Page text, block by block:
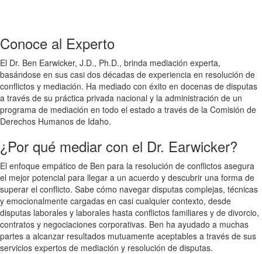
Conoce al Experto
El Dr. Ben Earwicker, J.D., Ph.D., brinda mediación experta,
basándose en sus casi dos décadas de experiencia en resolución de
conflictos y mediación. Ha mediado con éxito en docenas de disputas
a través de su práctica privada nacional y la administración de un
programa de mediación en todo el estado a través de la Comisión de
Derechos Humanos de Idaho.
¿Por qué mediar con el Dr. Earwicker?
El enfoque empático de Ben para la resolución de conflictos asegura
el mejor potencial para llegar a un acuerdo y descubrir una forma de
superar el conflicto. Sabe cómo navegar disputas complejas, técnicas
y emocionalmente cargadas en casi cualquier contexto, desde
disputas laborales y laborales hasta conflictos familiares y de divorcio,
contratos y negociaciones corporativas. Ben ha ayudado a muchas
partes a alcanzar resultados mutuamente aceptables a través de sus
servicios expertos de mediación y resolución de disputas.